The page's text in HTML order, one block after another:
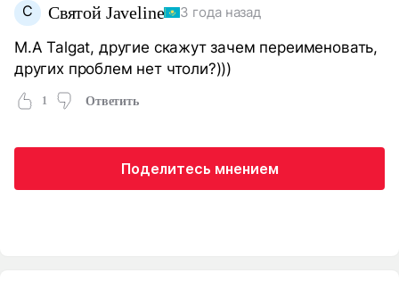
С Святой Javeline 3 года назад
M.A Talgat, другие скажут зачем переименовать,
других проблем нет чтоли?)))
1 Ответить
Поделитесь мнением